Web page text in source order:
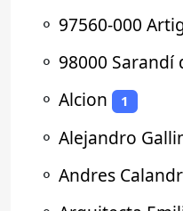
⚬ 97560-000
⚬ 98000 Sarandí
⚬ Alcion 1
⚬ Alejandro
⚬ Andres